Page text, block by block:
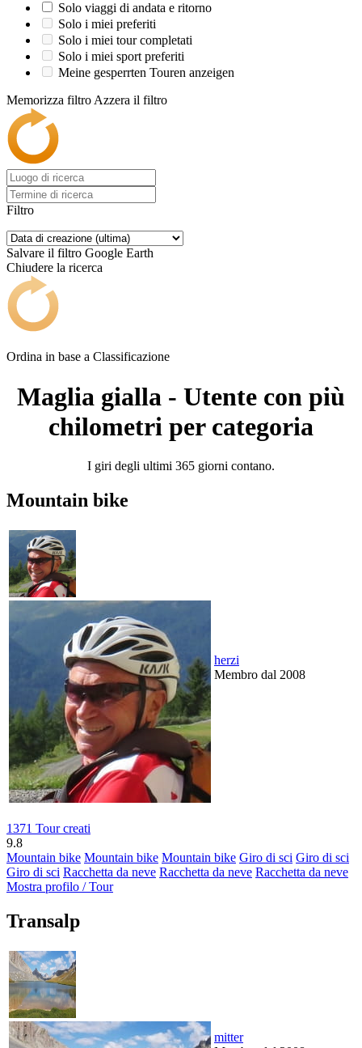
Solo viaggi di andata e ritorno
Solo i miei preferiti
Solo i miei tour completati
Solo i miei sport preferiti
Meine gesperrten Touren anzeigen
Memorizza filtro Azzera il filtro
Filtro
Salvare il filtro Google Earth
Chiudere la ricerca
Ordina in base a Classificazione
Maglia gialla - Utente con più
chilometri per categoria
I giri degli ultimi 365 giorni contano.
Mountain bike
herzi
Membro dal 2008
1371 Tour creati
9.8
Mountain bike Mountain bike Mountain bike Giro di sci Giro di sci
Giro di sci Racchetta da neve Racchetta da neve Racchetta da neve
Mostra profilo / Tour
Transalp
mitter